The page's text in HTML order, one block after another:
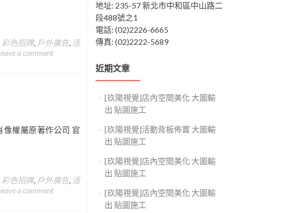
彩色招牌, 戶外廣告, 活
a comment
權屬原著作公司 官
彩色招牌, 戶外廣告, 活
a comment
地址: 235-57 新北市中和區中山路二
段488號之1
電話: (02)2226-6665
傳真: (02)2222-5689
近期文章
[玖陽視覺]店內空間美化 大圖輸
出 貼圖施工
[玖陽視覺]活動背板佈置 大圖輸
出 貼圖施工
[玖陽視覺]店內空間美化 大圖輸
出 貼圖施工
[玖陽視覺]店內空間美化 大圖輸
出 貼圖施工